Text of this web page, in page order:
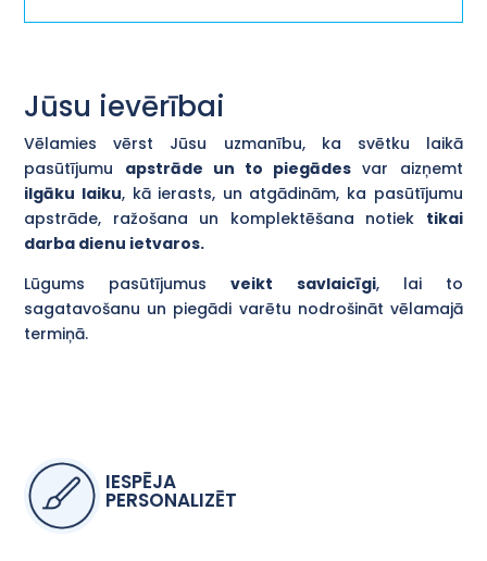
Jūsu ievērībai
Vēlamies vērst Jūsu uzmanību, ka svētku laikā
pasūtījumu apstrāde un to piegādes var aizņemt
ilgāku laiku, kā ierasts, un atgādinām, ka pasūtījumu
apstrāde, ražošana un komplektēšana notiek tikai
darba dienu ietvaros.
Lūgums pasūtījumusveikt savlaicīgi, lai to
sagatavošanu un piegādi varētu nodrošināt vēlamajā
termiņā.
IESPĒJA
PERSONALIZĒT